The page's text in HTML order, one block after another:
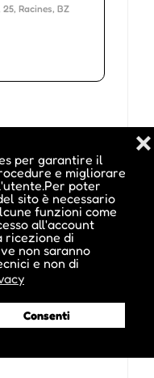
per garantire il
e migliorare
poter
sito è necessario
funzioni come
all'account
ricezione di
non saranno
e non di
Consenti
❌
pesca
Racines, BZ